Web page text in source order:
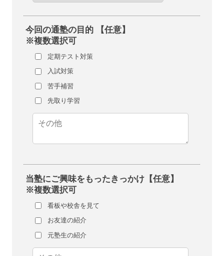
今回の通塾の目的 【任意】
※複数選択可
定期テスト対策
入試対策
苦手補習
先取り学習
当塾にご興味をもったきっかけ【任意】
※複数選択可
看板や校舎を見て
お友達の紹介
元塾生の紹介